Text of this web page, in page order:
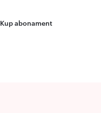
Kup abonament